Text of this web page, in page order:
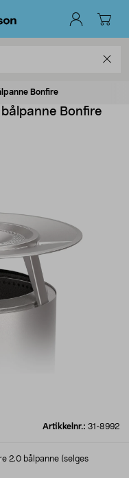
Bonfire
Bonfire
Artikkelnr.: 31-8992
2.0 bålpanne (selges